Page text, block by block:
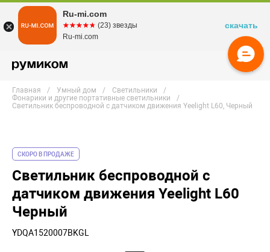
Главная Умный дом
Светильники
Фонарики и другие портативные светильники
Светильник беспроводной с датчиком движения Yeelight L60, Черный
СКОРО В ПРОДАЖЕ
Светильник беспроводной с
датчиком движения Yeelight L60
Черный
YDQA1520007BKGL
Ru-mi.com
☆☆☆☆☆
★★★★★ (23) звезды
Ru-mi.com
скачать